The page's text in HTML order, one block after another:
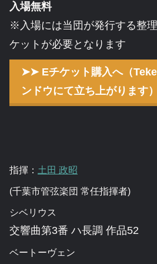
入場無料
※入場には当団が発行する整
ケットが必要となります
➤➤ Eチケット購入へ（
ンドウにて立ち上がります）
指揮： 土田 政昭
(千葉市管弦楽団 常任指揮者)
シベリウス
交響曲第3番 ハ長調 作品52
ベートーヴェン